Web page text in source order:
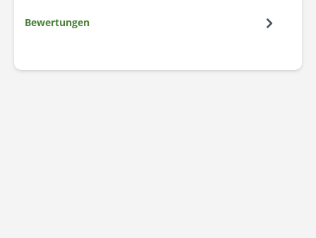
Bewertungen